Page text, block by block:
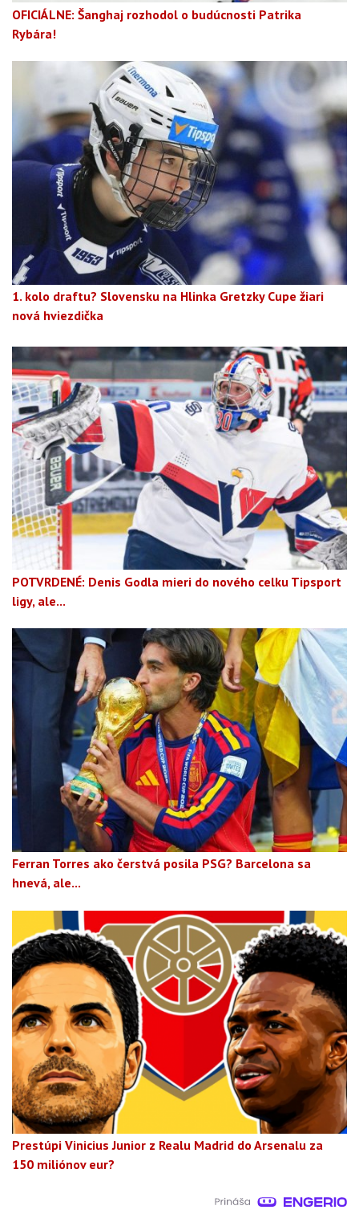
OFICIÁLNE: Šanghaj rozhodol o budúcnosti Patrika
Rybára!
1. kolo draftu? Slovensku na Hlinka Gretzky Cupe žiari
nová hviezdička
POTVRDENÉ: Denis Godla mieri do nového celku Tipsport
ligy, ale...
Ferran Torres ako čerstvá posila PSG? Barcelona sa
hnevá, ale...
Prestúpi Vinicius Junior z Realu Madrid do Arsenalu za
150 miliónov eur?